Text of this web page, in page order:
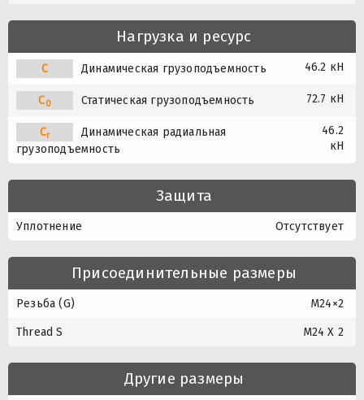
Нагрузка и ресурс
C Динамическая грузоподъемность 46.2 кН
C0 Статическая грузоподъемность 72.7 кН
Cr
Динамическая радиальная
грузоподъемность
46.2
кН
Защита
Уплотнение Отсутствует
Присоединительные размеры
Резьба (G) M24×2
Thread S M24 X 2
Другие размеры